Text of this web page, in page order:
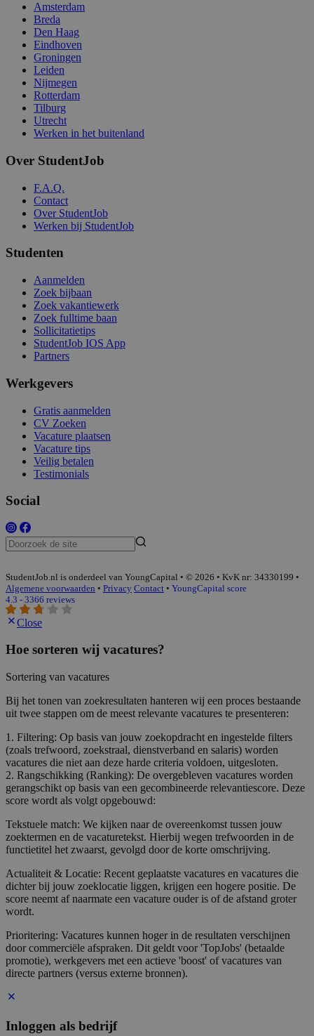
Amsterdam
Breda
Den Haag
Eindhoven
Groningen
Leiden
Nijmegen
Rotterdam
Tilburg
Utrecht
Werken in het buitenland
Over StudentJob
F.A.Q.
Contact
Over StudentJob
Werken bij StudentJob
Studenten
Aanmelden
Zoek bijbaan
Zoek vakantiewerk
Zoek fulltime baan
Sollicitatietips
StudentJob IOS App
Partners
Werkgevers
Gratis aanmelden
CV Zoeken
Vacature plaatsen
Vacature tips
Veilig betalen
Testimonials
Social
StudentJob.nl is onderdeel van YoungCapital • © 2026 • KvK nr: 34330199 •
Algemene voorwaarden • Privacy Contact • YoungCapital score
4.3 - 3366 reviews
Close
Hoe sorteren wij vacatures?
Sortering van vacatures
Bij het tonen van zoekresultaten hanteren wij een proces bestaande
uit twee stappen om de meest relevante vacatures te presenteren:
1. Filtering: Op basis van jouw zoekopdracht en ingestelde filters
(zoals trefwoord, zoekstraal, dienstverband en salaris) worden
vacatures die niet aan deze harde criteria voldoen, uitgesloten.
2. Rangschikking (Ranking): De overgebleven vacatures worden
gerangschikt op basis van een gecombineerde relevantiescore. Deze
score wordt als volgt opgebouwd:
Tekstuele match: We kijken naar de overeenkomst tussen jouw
zoektermen en de vacaturetekst. Hierbij wegen trefwoorden in de
functietitel het zwaarst, gevolgd door de korte omschrijving.
Actualiteit & Locatie: Recent geplaatste vacatures en vacatures die
dichter bij jouw zoeklocatie liggen, krijgen een hogere positie. De
score neemt af naarmate een vacature ouder is of de afstand groter
wordt.
Prioritering: Vacatures kunnen hoger in de resultaten verschijnen
door commerciële afspraken. Dit geldt voor 'TopJobs' (betaalde
promotie), werkgevers met een actieve 'boost' of vacatures van
directe partners (versus externe bronnen).
Inloggen als bedrijf